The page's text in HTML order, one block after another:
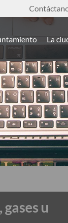
La
u